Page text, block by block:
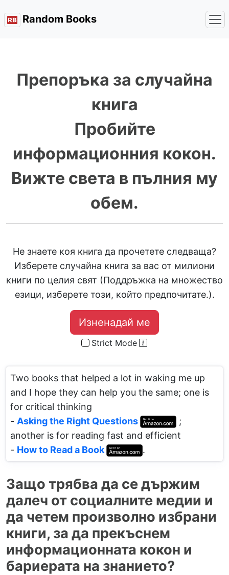
Random Books
Препоръка за случайна
книга
Пробийте
информационния кокон.
Вижте света в пълния му
обем.
Не знаете коя книга да прочетете следваща?
Изберете случайна книга за вас от милиони
книги по целия свят (Поддръжка на множество
езици, изберете този, който предпочитате.).
Изненадай ме
Strict Mode
Two books that helped a lot in waking me up
and I hope they can help you the same; one is
for critical thinking
- Asking the Right Questions
;
another is for reading fast and efficient
- How to Read a Book .
Защо трябва да се държим
далеч от социалните медии и
да четем произволно избрани
книги, за да прекъснем
информационната кокон и
бариерата на знанието?